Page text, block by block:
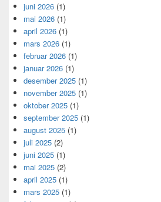
juni 2026 (1)
mai 2026 (1)
april 2026 (1)
mars 2026 (1)
februar 2026 (1)
januar 2026 (1)
desember 2025 (1)
november 2025 (1)
oktober 2025 (1)
september 2025 (1)
august 2025 (1)
juli 2025 (2)
juni 2025 (1)
mai 2025 (2)
april 2025 (1)
mars 2025 (1)